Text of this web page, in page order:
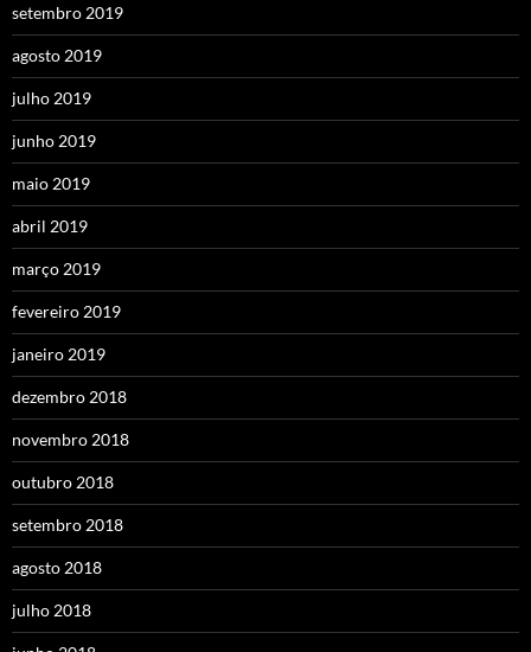
setembro 2019
agosto 2019
julho 2019
junho 2019
maio 2019
abril 2019
março 2019
fevereiro 2019
janeiro 2019
dezembro 2018
novembro 2018
outubro 2018
setembro 2018
agosto 2018
julho 2018